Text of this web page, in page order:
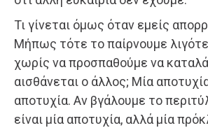
Τι γίνεται όμως όταν εμείς
Μήπως τότε το παίρνουμε
χωρίς να προσπαθούμε να
αισθάνεται ο άλλος; Μία
αποτυχία. Αν βγάλουμε το
είναι μία αποτυχία, αλλά μία